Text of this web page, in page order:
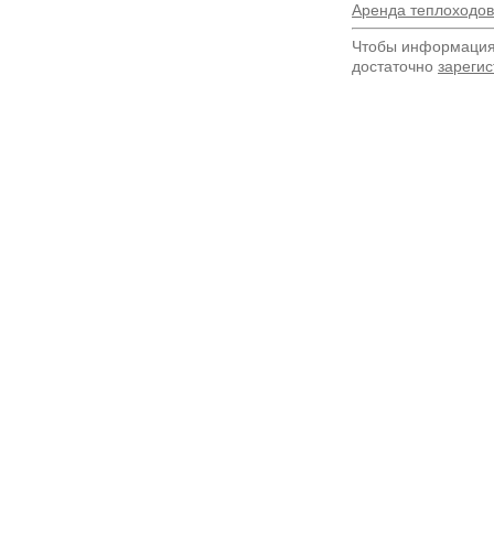
Аренда
Чтобы
достаточно